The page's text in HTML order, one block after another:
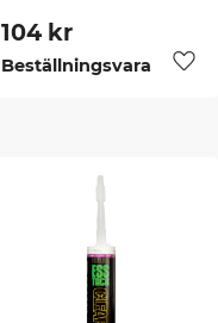
foderCellplast,
fönsterbänkar
104kr
Beställningsvara